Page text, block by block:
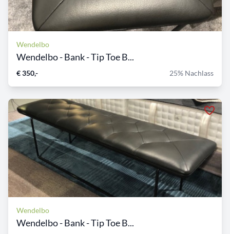
Wendelbo
Wendelbo - Bank - Tip Toe B...
€ 350,- 25% Nachlass
Wendelbo
Wendelbo - Bank - Tip Toe B...